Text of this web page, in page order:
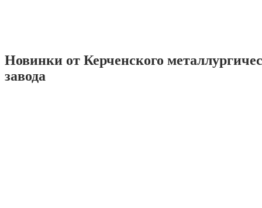
Новинки от Керченского
завода